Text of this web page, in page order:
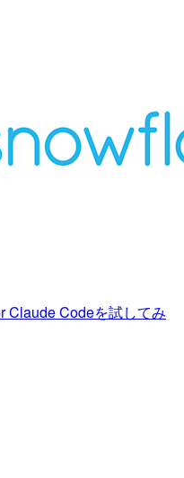
Claude Codeを試してみ